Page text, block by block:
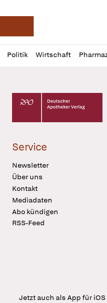
Deutsche
Politik Wirtschaft
Profil
öffnen
Daz
Pur
Deutscher Apotheker
Service
Newsletter
Über uns
Kontakt
Mediadaten
Abo kündigen
RSS-Feed
Jetzt auch als App für iOS